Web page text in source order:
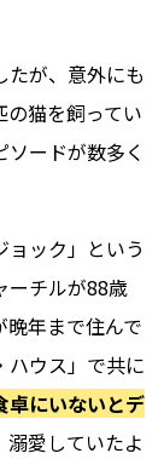
が、意外にも
猫を飼ってい
ードが数多く
ック」という
ーチルが88歳
年まで住んで
ハウス」で共に
卓にいないとデ
溺愛していたよ